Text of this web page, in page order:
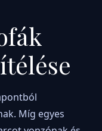
Míg egyes